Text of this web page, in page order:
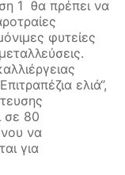
1 θα πρέπει να
φυτείες
ελιά‘’,
σε 80
να
για